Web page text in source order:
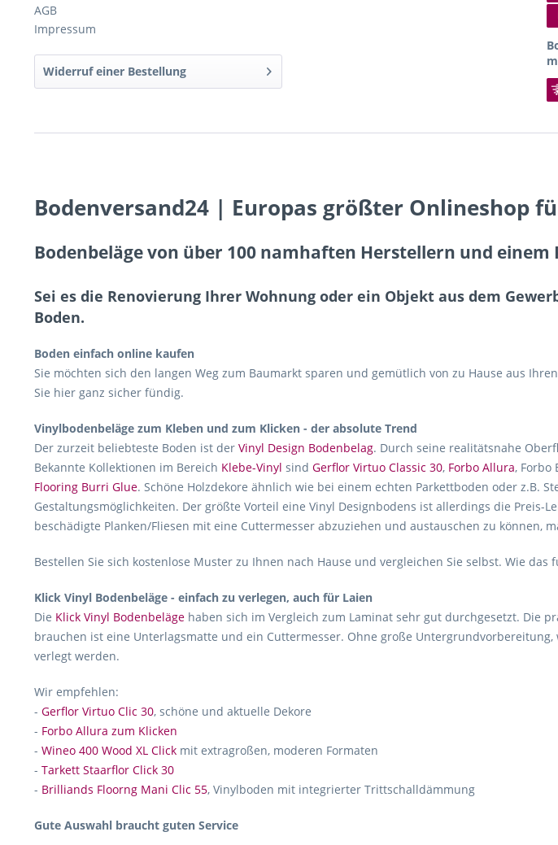
AGB
Impressum
Widerruf einer Bestellung
Bodenversand24 | Europas größter Onlineshop
Bodenbeläge von über 100 namhaften Herstellern und
Sei es die Renovierung Ihrer Wohnung oder ein Objekt aus dem
Boden.
Boden einfach online kaufen
Sie möchten sich den langen Weg zum Baumarkt sparen und gemütlich von zu Hause aus
Sie hier ganz sicher fündig.
Vinylbodenbeläge zum Kleben und zum Klicken - der absolute Trend
Der zurzeit beliebteste Boden ist der Vinyl Design Bodenbelag. Durch seine realitätsnahe
Bekannte Kollektionen im Bereich Klebe-Vinyl sind Gerflor Virtuo Classic 30, Forbo Allura, Forbo
Flooring Burri Glue. Schöne Holzdekore ähnlich wie bei einem echten Parkettboden oder z.B.
Gestaltungsmöglichkeiten. Der größte Vorteil eine Vinyl Designbodens ist allerdings die
beschädigte Planken/Fliesen mit eine Cuttermesser abzuziehen und austauschen zu können,
Bestellen Sie sich kostenlose Muster zu Ihnen nach Hause und vergleichen Sie selbst. Wie
Klick Vinyl Bodenbeläge - einfach zu verlegen, auch für Laien
Die Klick Vinyl Bodenbeläge haben sich im Vergleich zum Laminat sehr gut durchgesetzt. Die
brauchen ist eine Unterlagsmatte und ein Cuttermesser. Ohne große
verlegt werden.
Wir empfehlen:
- Gerflor Virtuo Clic 30, schöne und aktuelle Dekore
- Forbo Allura zum Klicken
- Wineo 400 Wood XL Click mit extragroßen, moderen Formaten
- Tarkett Staarflor Click 30
- Brilliands Floorng Mani Clic 55, Vinylboden mit integrierter Trittschalldämmung
Gute Auswahl braucht guten Service